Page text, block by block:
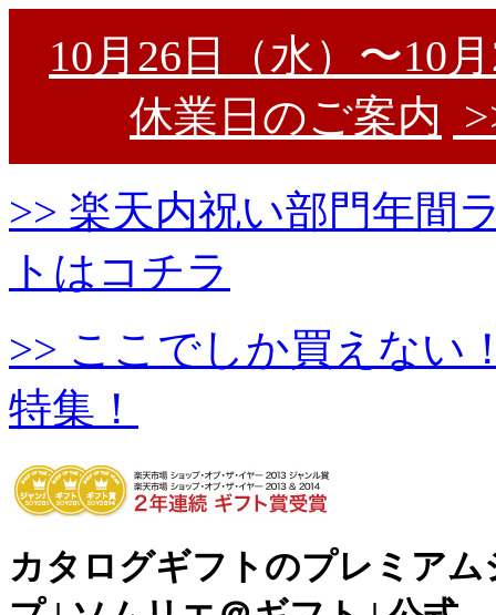
10月26日（水）〜10
休業日のご案内
>> 楽天内祝い部門年間
トはコチラ
>> ここでしか買えない
特集！
カタログギフトのプレミアム